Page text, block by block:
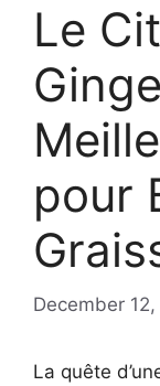
Le
pour
December
La quête